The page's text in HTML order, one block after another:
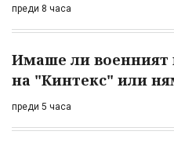
преди 8 часа
Имаше ли военният
на "Кинтекс" или
преди 5 часа